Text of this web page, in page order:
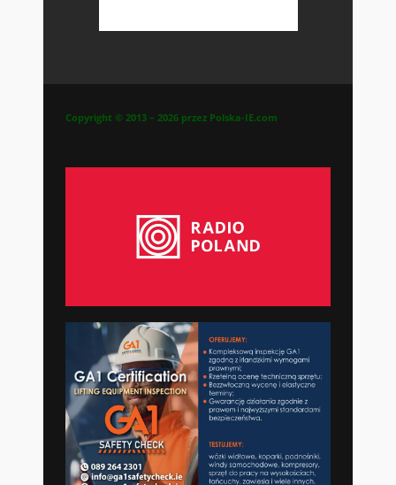
Copyright © 2013 – 2026 przez Polska-IE.com